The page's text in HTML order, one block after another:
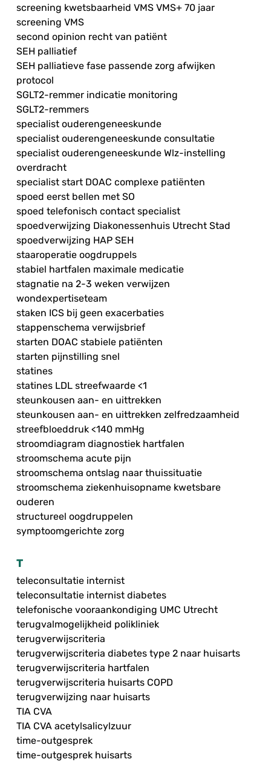
screening kwetsbaarheid VMS VMS+ 70 jaar
screening VMS
second opinion recht van patiënt
SEH palliatief
SEH palliatieve fase passende zorg afwijken
protocol
SGLT2-remmer indicatie monitoring
SGLT2-remmers
specialist ouderengeneeskunde
specialist ouderengeneeskunde consultatie
specialist ouderengeneeskunde Wlz-instelling
overdracht
specialist start DOAC complexe patiënten
spoed eerst bellen met SO
spoed telefonisch contact specialist
spoedverwijzing Diakonessenhuis Utrecht Stad
spoedverwijzing HAP SEH
staaroperatie oogdruppels
stabiel hartfalen maximale medicatie
stagnatie na 2-3 weken verwijzen
wondexpertiseteam
staken ICS bij geen exacerbaties
stappenschema verwijsbrief
starten DOAC stabiele patiënten
starten pijnstilling snel
statines
statines LDL streefwaarde <1
steunkousen aan- en uittrekken
steunkousen aan- en uittrekken zelfredzaamheid
streefbloeddruk <140 mmHg
stroomdiagram diagnostiek hartfalen
stroomschema acute pijn
stroomschema ontslag naar thuissituatie
stroomschema ziekenhuisopname kwetsbare
ouderen
structureel oogdruppelen
symptoomgerichte zorg
T
teleconsultatie internist
teleconsultatie internist diabetes
telefonische vooraankondiging UMC Utrecht
terugvalmogelijkheid polikliniek
terugverwijscriteria
terugverwijscriteria diabetes type 2 naar huisarts
terugverwijscriteria hartfalen
terugverwijscriteria huisarts COPD
terugverwijzing naar huisarts
TIA CVA
TIA CVA acetylsalicylzuur
time-outgesprek
time-outgesprek huisarts